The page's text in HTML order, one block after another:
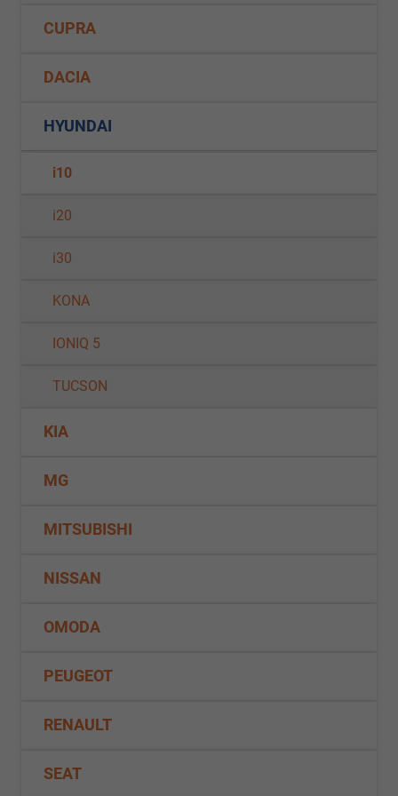
CUPRA
DACIA
HYUNDAI
i10
i20
i30
KONA
IONIQ 5
TUCSON
KIA
MG
MITSUBISHI
NISSAN
OMODA
PEUGEOT
RENAULT
SEAT